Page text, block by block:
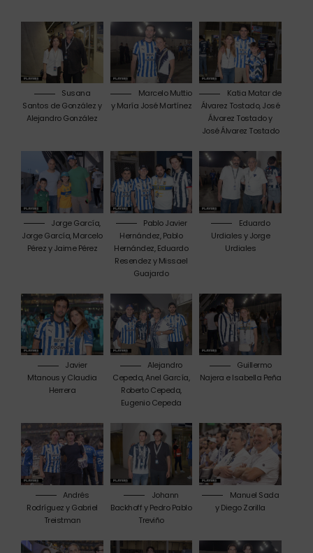
Susana
Santos de González y
Alejandro González
Marcelo Muttio
y María José Martínez
Katia Matar de
Álvarez Tostado, José
Álvarez Tostado y
José Álvarez Tostado
Jorge García,
Jorge García, Marcelo
Pérez y Jaime Pérez
Pablo Javier
Hernández, Pablo
Hernández, Eduardo
Resendez y Missael
Guajardo
Eduardo
Urdiales y Jorge
Urdiales
Javier
Mtanous y Claudia
Herrera
Alejandro
Cepeda, Anel García,
Roberto Cepeda,
Eugenio Cepeda
Guillermo
Najera e Isabella Peña
Andrés
Rodríguez y Gabriel
Treistman
Johann
Backhoff y Pedro Pablo
Treviño
Manuel Sada
y Diego Zorilla